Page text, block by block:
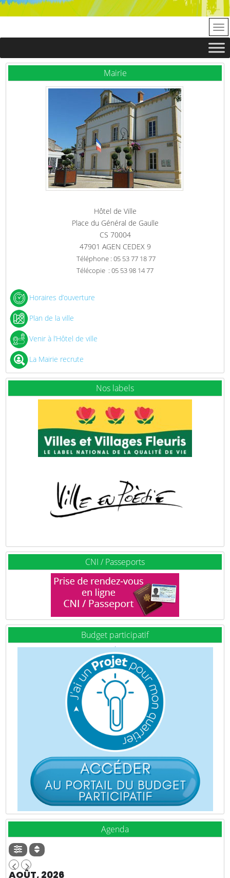
Mairie
Hôtel de Ville
Place du Général de Gaulle
CS 70004
47901 AGEN CEDEX 9
Téléphone : 05 53 77 18 77
Télécopie : 05 53 98 14 77
Horaires d’ouverture
Plan de la ville
Venir à l’Hôtel de ville
La Mairie recrute
Nos labels
CNI / Passeports
Budget participatif
Agenda
AOÛT, 2026